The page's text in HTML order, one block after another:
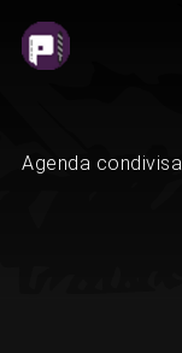
Agenda